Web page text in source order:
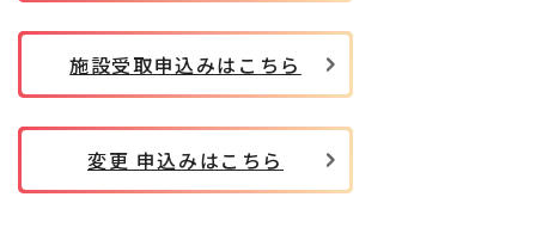
施設受取申込みはこちら
変更 申込みはこちら